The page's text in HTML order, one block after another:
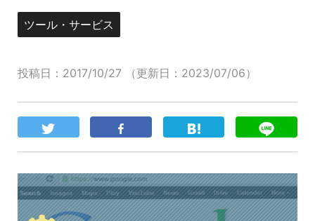
ツール・サービス
投稿日： 2017/10/27 （更新日： 2023/07/06）